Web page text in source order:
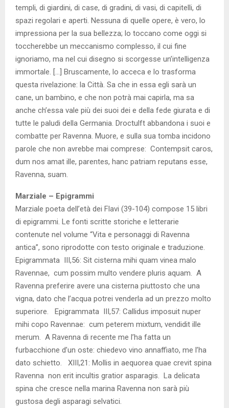
templi, di giardini, di case, di gradini, di vasi, di capitelli, di
spazi regolari e aperti. Nessuna di quelle opere, è vero, lo
impressiona per la sua bellezza; lo toccano come oggi si
toccherebbe un meccanismo complesso, il cui fine
ignoriamo, ma nel cui disegno si scorgesse un’intelligenza
immortale. […] Bruscamente, lo acceca e lo trasforma
questa rivelazione: la Città. Sa che in essa egli sarà un
cane, un bambino, e che non potrà mai capirla, ma sa
anche ch’essa vale più dei suoi dei e della fede giurata e di
tutte le paludi della Germania. Droctulft abbandona i suoi e
combatte per Ravenna. Muore, e sulla sua tomba incidono
parole che non avrebbe mai comprese: Contempsit caros,
dum nos amat ille, parentes, hanc patriam reputans esse,
Ravenna, suam.
Marziale – Epigrammi
Marziale poeta dell’età dei Flavi (39-104) compose 15 libri
di epigrammi. Le fonti scritte storiche e letterarie
contenute nel volume “Vita e personaggi di Ravenna
antica”, sono riprodotte con testo originale e traduzione.
Epigrammata III,56: Sit cisterna mihi quam vinea malo
Ravennae, cum possim multo vendere pluris aquam. A
Ravenna preferire avere una cisterna piuttosto che una
vigna, dato che l’acqua potrei venderla ad un prezzo molto
superiore. Epigrammata III,57: Callidus imposuit nuper
mihi copo Ravennae: cum peterem mixtum, vendidit ille
merum. A Ravenna di recente me l’ha fatta un
furbacchione d’un oste: chiedevo vino annaffiato, me l’ha
dato schietto. XIII,21: Mollis in aequorea quae crevit spina
Ravenna non erit incultis gratior asparagis. La delicata
spina che cresce nella marina Ravenna non sarà più
gustosa degli asparagi selvatici.